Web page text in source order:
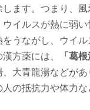
します。つまり、
イルスが熱に弱い
うながし、ウイ
方薬には、
「葛根
大青龍湯などが
の抵抗力や体力